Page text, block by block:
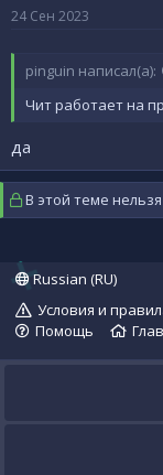
24 Сен 2023
pinguin написал(а):
Чит работает на
да
В этой теме
Russian (RU)
Условия и
Помощь